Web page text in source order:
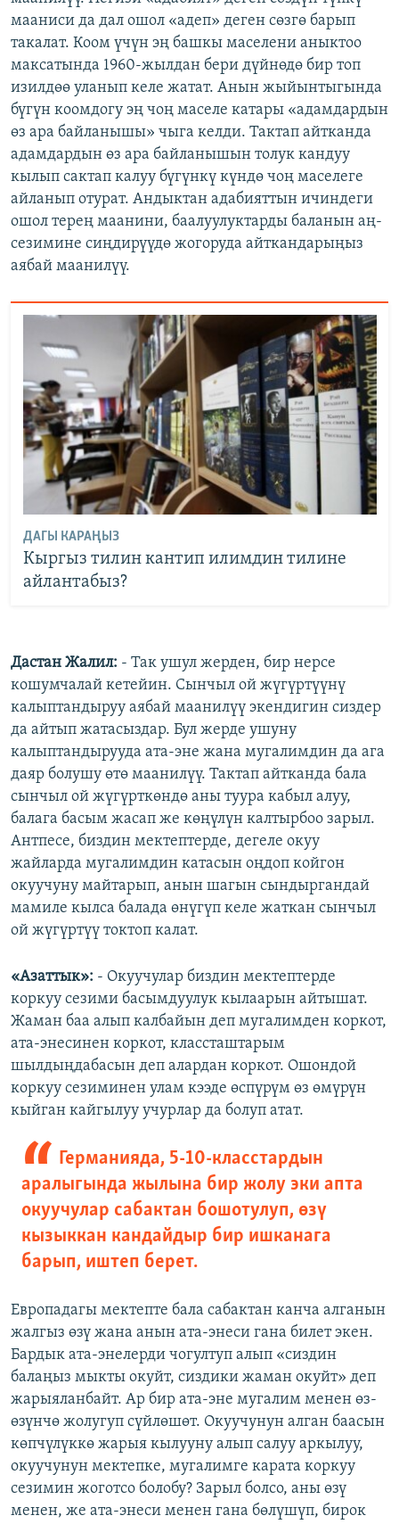
мааниси да дал ошол «адеп» деген сөзгө барып
такалат. Коом үчүн эң башкы маселени аныктоо
максатында 1960-жылдан бери дүйнөдө бир топ
изилдөө уланып келе жатат. Анын жыйынтыгында
бүгүн коомдогу эң чоң маселе катары «адамдардын
өз ара байланышы» чыга келди. Тактап айтканда
адамдардын өз ара байланышын толук кандуу
кылып сактап калуу бүгүнкү күндө чоң маселеге
айланып отурат. Андыктан адабияттын ичиндеги
ошол терең маанини, баалуулуктарды баланын аң-
сезимине сиңдирүүдө жогоруда айткандарыңыз
аябай маанилүү.
ДАГЫ КАРАҢЫЗ
Кыргыз тилин кантип илимдин тилине
айлантабыз?
Дастан Жалил: - Так ушул жерден, бир нерсе
кошумчалай кетейин. Сынчыл ой жүгүртүүнү
калыптандыруу аябай маанилүү экендигин сиздер
да айтып жатасыздар. Бул жерде ушуну
калыптандырууда ата-эне жана мугалимдин да ага
даяр болушу өтө маанилүү. Тактап айтканда бала
сынчыл ой жүгүрткөндө аны туура кабыл алуу,
балага басым жасап же көңүлүн калтырбоо зарыл.
Антпесе, биздин мектептерде, дегеле окуу
жайларда мугалимдин катасын оңдоп койгон
окуучуну майтарып, анын шагын сындыргандай
мамиле кылса балада өнүгүп келе жаткан сынчыл
ой жүгүртүү токтоп калат.
«Азаттык»: - Окуучулар биздин мектептерде
коркуу сезими басымдуулук кылаарын айтышат.
Жаман баа алып калбайын деп мугалимден коркот,
ата-энесинен коркот, классташтарым
шылдыңдабасын деп алардан коркот. Ошондой
коркуу сезиминен улам кээде өспүрүм өз өмүрүн
кыйган кайгылуу учурлар да болуп атат.
Германияда, 5-10-класстардын
аралыгында жылына бир жолу эки апта
окуучулар сабактан бошотулуп, өзү
кызыккан кандайдыр бир ишканага
барып, иштеп берет.
Европадагы мектепте бала сабактан канча алганын
жалгыз өзү жана анын ата-энеси гана билет экен.
Бардык ата-энелерди чогултуп алып «сиздин
балаңыз мыкты окуйт, сиздики жаман окуйт» деп
жарыяланбайт. Ар бир ата-эне мугалим менен өз-
өзүнчө жолугуп сүйлөшөт. Окуучунун алган баасын
көпчүлүккө жарыя кылууну алып салуу аркылуу,
окуучунун мектепке, мугалимге карата коркуу
сезимин жоготсо болобу? Зарыл болсо, аны өзү
менен, же ата-энеси менен гана бөлүшүп, бирок